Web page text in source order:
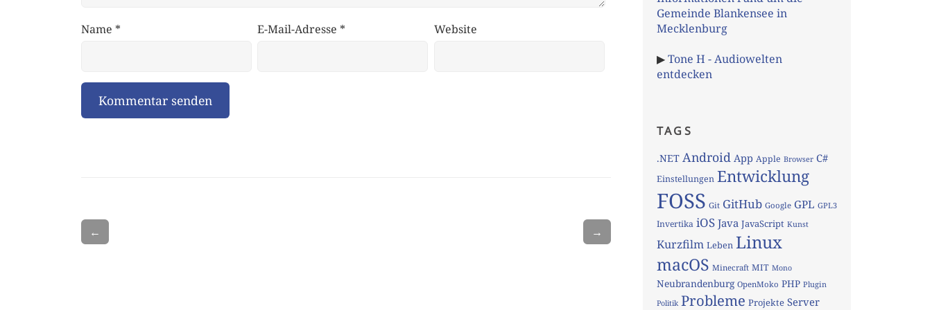
Name * E-Mail-Adresse * Website
← →
Gemeinde Blankensee in
Mecklenburg
▶Tone H - Audiowelten
entdecken
TAGS
.NET Android App Apple Browser C#
Einstellungen Entwicklung
FOSS Git GitHub Google GPL GPL3
Invertika iOS Java JavaScript Kunst
Kurzfilm Leben Linux
macOS Minecraft MIT Mono
Neubrandenburg OpenMoko PHP Plugin
Politik Probleme Projekte Server